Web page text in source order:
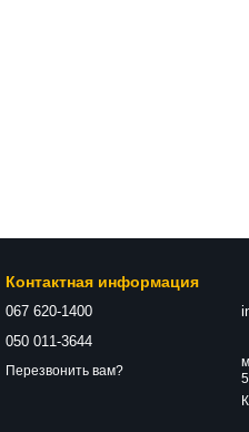
Контактная информация
067 620-1400
050 011-3644
Перезвонить вам?